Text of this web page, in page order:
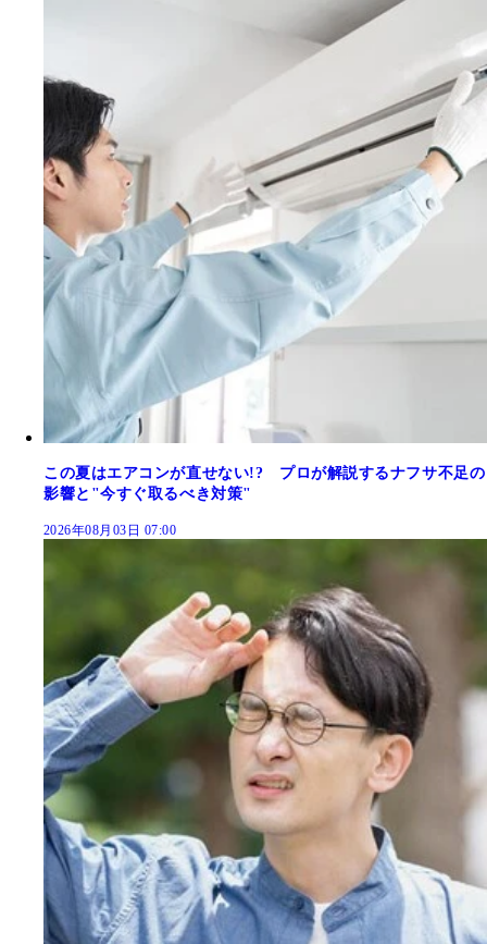
この夏はエアコンが直せない!? プロが解説するナフサ不足の
影響と"今すぐ取るべき対策"
2026年08月03日 07:00